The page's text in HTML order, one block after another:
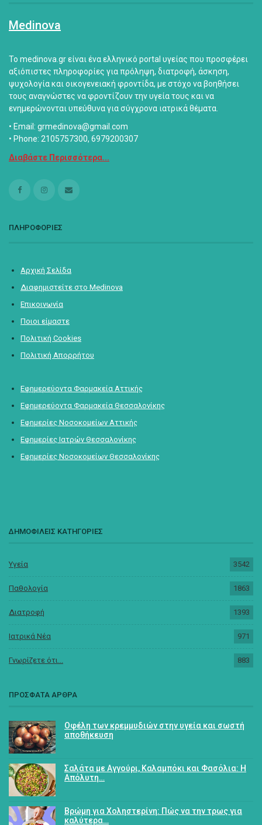
Medinova
Το medinova.gr είναι ένα ελληνικό portal υγείας που προσφέρει
αξιόπιστες πληροφορίες για πρόληψη, διατροφή, άσκηση,
ψυχολογία και οικογενειακή φροντίδα, με στόχο να βοηθήσει
τους αναγνώστες να φροντίζουν την υγεία τους και να
ενημερώνονται υπεύθυνα για σύγχρονα ιατρικά θέματα.
• Email: grmedinova@gmail.com
• Phone: 2105757300, 6979200307
Διαβάστε Περισσότερα...
ΠΛΗΡΟΦΟΡΙΕΣ
Αρχική Σελίδα
Διαφημιστείτε στο Medinova
Επικοινωνία
Ποιοι είμαστε
Πολιτική Cookies
Πολιτική Απορρήτου
Εφημερεύοντα Φαρμακεία Αττικής
Εφημερεύοντα Φαρμακεία Θεσσαλονίκης
Εφημερίες Νοσοκομείων Αττικής
Εφημερίες Ιατρών Θεσσαλονίκης
Εφημερίες Νοσοκομείων Θεσσαλονίκης
ΔΗΜΟΦΙΛΕΙΣ ΚΑΤΗΓΟΡΙΕΣ
Υγεία 3542
Παθολογία 1863
Διατροφή 1393
Ιατρικά Νέα 971
Γνωρίζετε ότι... 883
ΠΡΟΣΦΑΤΑ ΑΡΘΡΑ
Οφέλη των κρεμμυδιών στην υγεία και σωστή
αποθήκευση
Σαλάτα με Αγγούρι, Καλαμπόκι και Φασόλια: Η
Απόλυτη…
Βρώμη για Χοληστερίνη: Πώς να την τρως για
καλύτερα…